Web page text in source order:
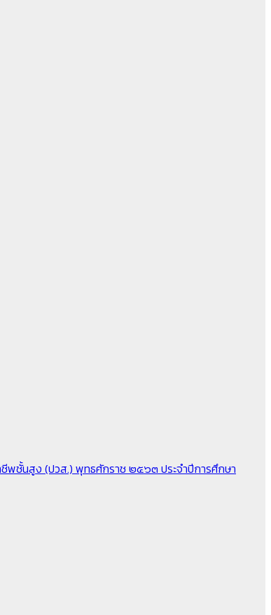
พชั้นสูง (ปวส.) พุทธศักราช ๒๕๖๓ ประจำปีการศึกษา